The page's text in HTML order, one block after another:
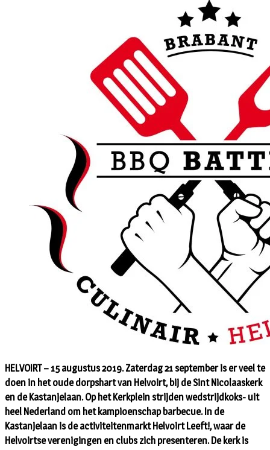
HELVOIRT – 15 augustus 2019. Zaterdag 21 september is er veel te
doen in het oude dorpshart van Helvoirt, bij de Sint Nicolaaskerk
en de Kastanjelaan. Op het Kerkplein strijden wedstrijdkoks- uit
heel Nederland om het kampioenschap barbecue. In de
Kastanjelaan is de activiteitenmarkt Helvoirt Leeft!, waar de
Helvoirtse verenigingen en clubs zich presenteren. De kerk is